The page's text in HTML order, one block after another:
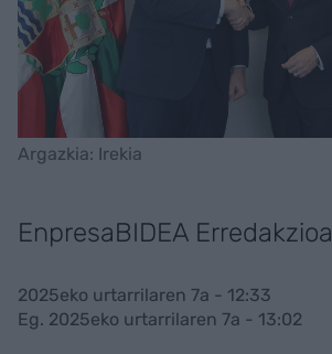
Argazkia: Irekia
EnpresaBIDEA Erredakzioa
2025eko urtarrilaren 7a - 12:33
Eg. 2025eko urtarrilaren 7a - 13:02